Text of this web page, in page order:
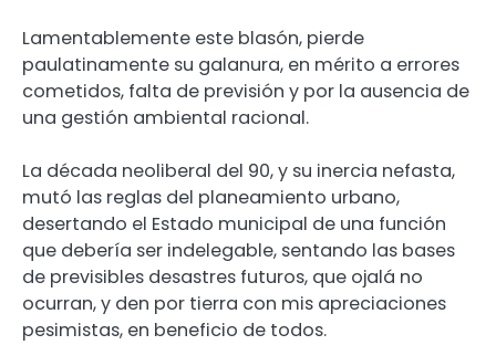
Lamentablemente este blasón, pierde
paulatinamente su galanura, en mérito a errores
cometidos, falta de previsión y por la ausencia de
una gestión ambiental racional.
La década neoliberal del 90, y su inercia nefasta,
mutó las reglas del planeamiento urbano,
desertando el Estado municipal de una función
que debería ser indelegable, sentando las bases
de previsibles desastres futuros, que ojalá no
ocurran, y den por tierra con mis apreciaciones
pesimistas, en beneficio de todos.